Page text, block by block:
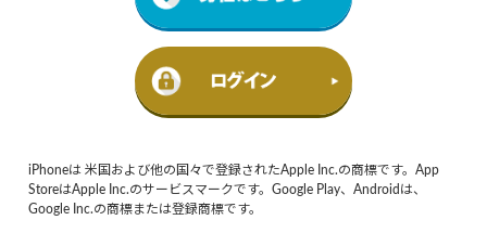
iPhoneは 米国および他の国々で登録されたApple Inc.の商標です。App
StoreはApple Inc.のサービスマークです。Google Play、Androidは、
Google Inc.の商標または登録商標です。